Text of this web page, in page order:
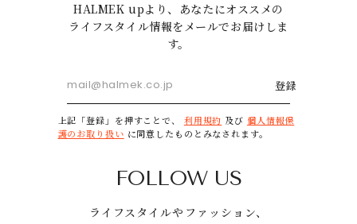
HALMEK upより、あなたにオススメの
ライフスタイル情報をメールでお届けしま
す。
登録
上記「登録」を押すことで、 利用規約 及び 個人情報保
護のお取り扱い に同意したものとみなされます。
FOLLOW US
ライフスタイルやファッション、